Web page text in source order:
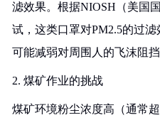
滤效果。根据NIOSH（美国
试，这类口罩对PM2.5的过
可能减弱对周围人的飞沫阻挡
2. 煤矿作业的挑战
煤矿环境粉尘浓度高（通常超